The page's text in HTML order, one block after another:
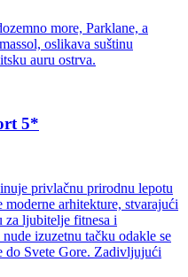
more, Parklane, a
oslikava suštinu
auru ostrva.
5*
privlačnu prirodnu lepotu
arhitekture, stvarajući
za ljubitelje fitnesa i
izuzetnu tačku odakle se
do Svete Gore. Zadivljujući